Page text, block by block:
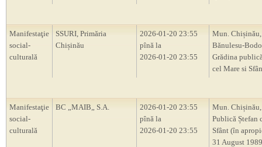
Manifestaţie
social-
culturală
SSURI, Primăria
Chișinău
2026-01-20 23:55
pînă la
2026-01-20 23:55
Mun. Chișinău,
Bănulesu-
Grădina
cel Mare si
Manifestaţie
social-
culturală
BC „MAIB„ S.A.
2026-01-20 23:55
pînă la
2026-01-20 23:55
Mun.
Publică Ștefan
Sfânt (în
31 August